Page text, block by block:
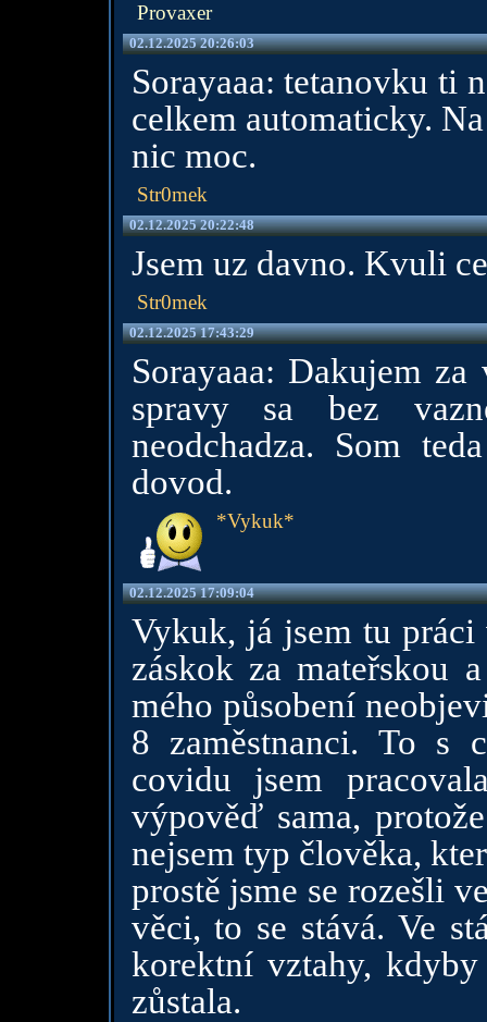
Provaxer
02.12.2025 20:26:03
Sorayaaa: tetanovku ti
celkem automaticky.
nic moc.
Str0mek
02.12.2025 20:22:48
Jsem uz davno. Kvuli
Str0mek
02.12.2025 17:43:29
Sorayaaa: Dakujem
spravy sa bez
neodchadza. Som
dovod.
*Vykuk*
02.12.2025 17:09:04
Vykuk, já jsem tu práci
záskok za mateřskou
mého působení
8 zaměstnanci. To s
covidu jsem
výpověď sama,
nejsem typ člověka,
prostě jsme se rozešli
věci, to se stává. Ve
korektní vztahy,
zůstala.